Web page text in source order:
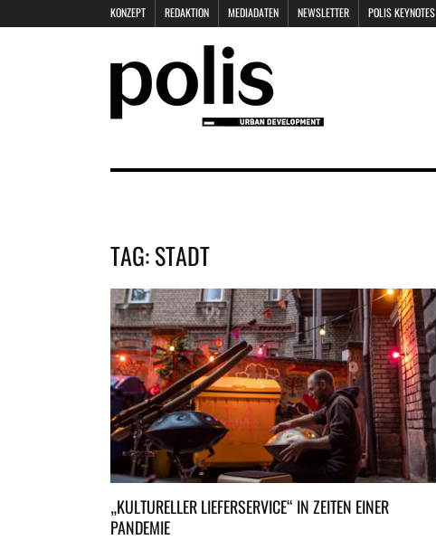
KONZEPT REDAKTION MEDIADATEN NEWSLETTER POLIS KEYNOTES
TAG:STADT
„KULTURELLER LIEFERSERVICE“ IN ZEITEN EINER
PANDEMIE